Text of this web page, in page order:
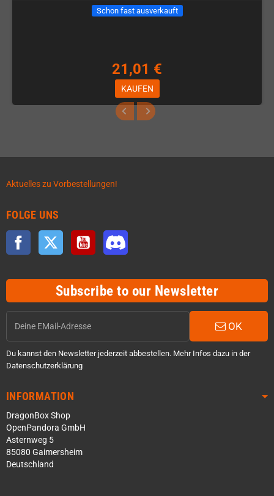
Schon fast ausverkauft
21,01 €
KAUFEN
Aktuelles zu Vorbestellungen!
FOLGE UNS
Facebook Twitter YouTube
Subscribe to our Newsletter
OK
Du kannst den Newsletter jederzeit abbestellen. Mehr Infos dazu in der
Datenschutzerklärung
INFORMATION
DragonBox Shop
OpenPandora GmbH
Asternweg 5
85080 Gaimersheim
Deutschland